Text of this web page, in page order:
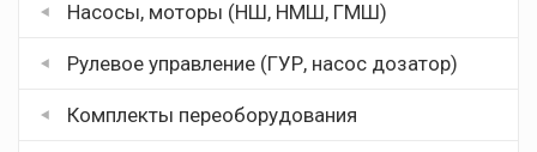
Насосы, моторы (НШ, НМШ, ГМШ)
Рулевое управление (ГУР, насос дозатор)
Комплекты переоборудования